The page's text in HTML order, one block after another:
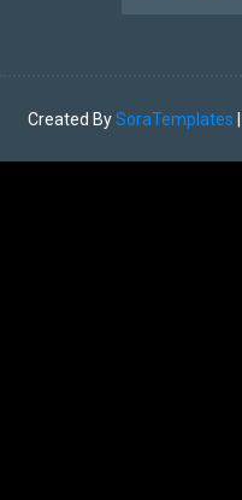
Created BySoraTemplates